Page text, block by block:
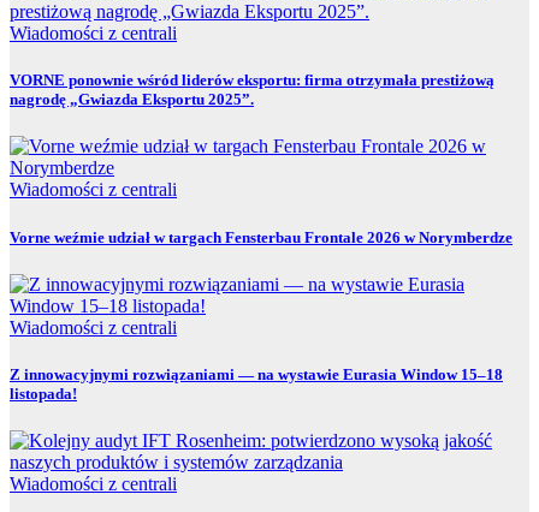
Wiadomości z centrali
VORNE ponownie wśród liderów eksportu: firma otrzymała prestiżową
nagrodę „Gwiazda Eksportu 2025”.
Wiadomości z centrali
Vorne weźmie udział w targach Fensterbau Frontale 2026 w Norymberdze
Wiadomości z centrali
Z innowacyjnymi rozwiązaniami — na wystawie Eurasia Window 15–18
listopada!
Wiadomości z centrali